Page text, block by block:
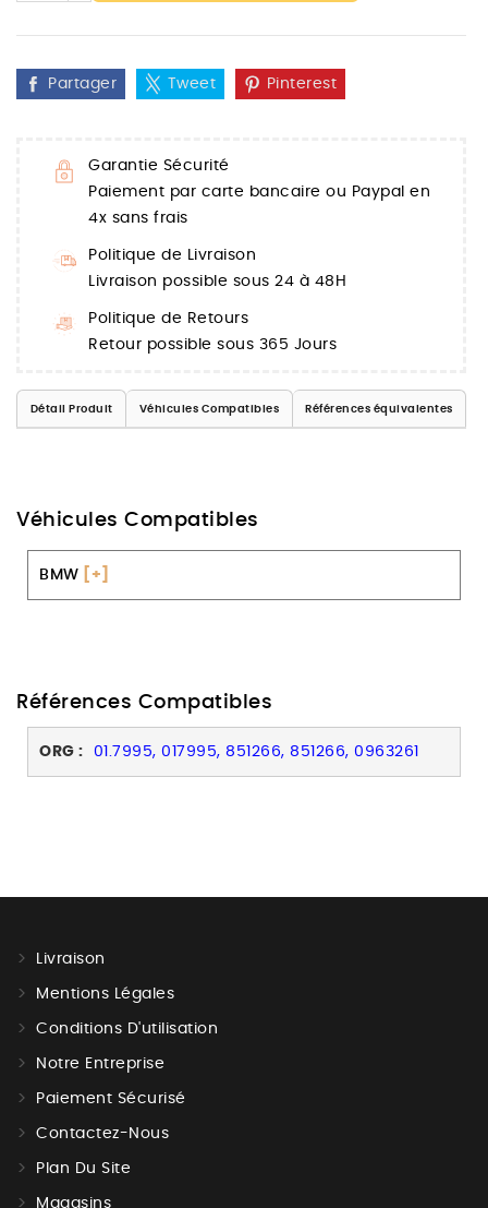
Partager Tweet Pinterest
Garantie Sécurité
Paiement par carte bancaire ou Paypal en
4x sans frais
Politique de Livraison
Livraison possible sous 24 à 48H
Politique de Retours
Retour possible sous 365 Jours
Détail Produit Véhicules Compatibles Références équivalentes
Véhicules Compatibles
BMW [+]
Références Compatibles
ORG : 01.7995, 017995, 851266, 851266, 0963261
Livraison
Mentions Légales
Conditions D'utilisation
Notre Entreprise
Paiement Sécurisé
Contactez-Nous
Plan Du Site
Magasins